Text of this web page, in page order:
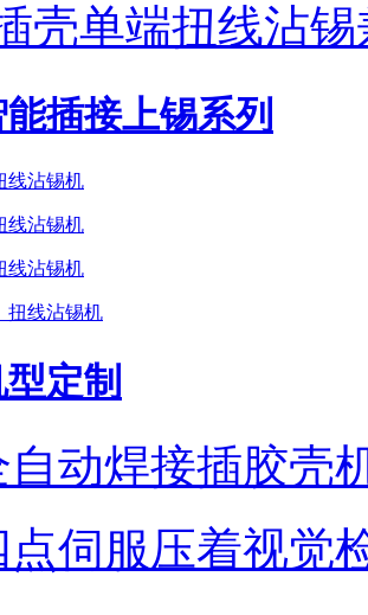
壳单端扭线沾
插接上锡系列
线沾锡机
线沾锡机
线沾锡机
扭线沾锡机
定制
自动焊接插胶壳
点伺服压着视觉